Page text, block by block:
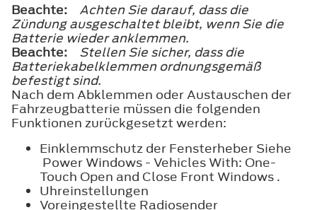
Beachte:
Achten Sie darauf, dass die
Zündung ausgeschaltet bleibt, wenn Sie die
Batterie wieder anklemmen.
Beachte:
Stellen Sie sicher, dass die
Batteriekabelklemmen ordnungsgemäß
befestigt sind.
Nach dem Abklemmen oder Austauschen der
Fahrzeugbatterie müssen die folgenden
Funktionen zurückgesetzt werden:
Einklemmschutz der Fensterheber Siehe
Power Windows - Vehicles With: One-
Touch Open and Close Front Windows .
Uhreinstellungen
Voreingestellte Radiosender